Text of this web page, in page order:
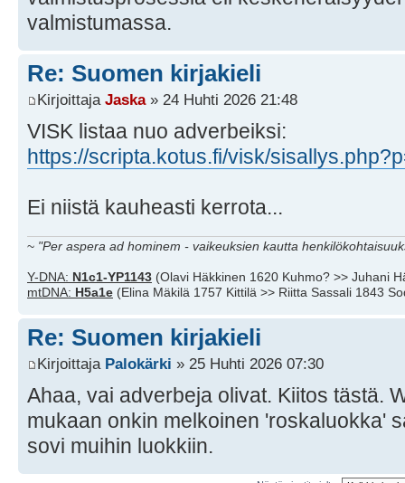
valmistumassa.
Re: Suomen kirjakieli
Kirjoittaja Jaska» 24 Huhti 2026 21:48
VISK listaa nuo adverbeiksi:
https://scripta.kotus.fi/visk/
Ei niistä kauheasti kerrota...
~ "Per aspera ad hominem - vaikeuksien kautta
Y-DNA: N1c1-YP1143 (Olavi Häkkinen 1620 Kuhmo? >> Juhani
mtDNA: H5a1e (Elina Mäkilä 1757 Kittilä >> Riitta Sassali 1843
Re: Suomen kirjakieli
Kirjoittaja Palokärki » 25 Huhti 2026 07:30
Ahaa, vai adverbeja olivat. Kiitos tästä.
mukaan onkin melkoinen 'roskaluokka'
sovi muihin luokkiin.